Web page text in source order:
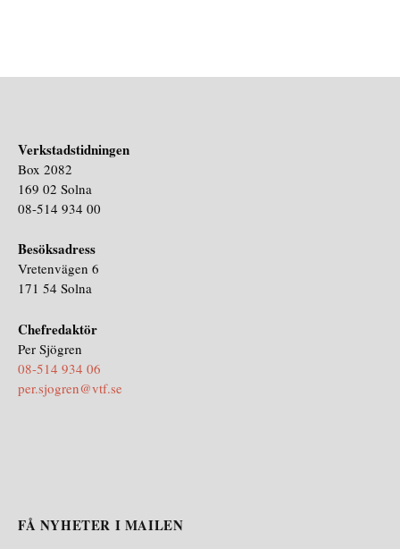
Verkstadstidningen
Box 2082
169 02 Solna
08-514 934 00
Besöksadress
Vretenvägen 6
171 54 Solna
Chefredaktör
Per Sjögren
08-514 934 06
per.sjogren@vtf.se
FÅ NYHETER I MAILEN